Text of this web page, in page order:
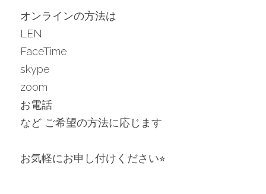
オンラインの方法は
LEN
FaceTime
skype
zoom
お電話
など ご希望の方法に応じます
お気軽にお申し付けください⭐︎